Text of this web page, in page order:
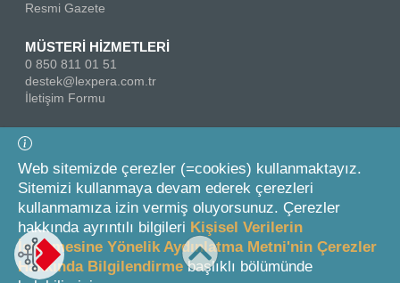
Resmi Gazete
MÜSTERİ HİZMETLERİ
0 850 811 01 51
destek@lexpera.com.tr
İletişim Formu
Bizi Takip Edin
© 2026 On İki Levha Yayıncılık A.Ş.
Web sitemizde çerezler (=cookies) kullanmaktayız.
Sitemizi kullanmaya devam ederek çerezleri
kullanmamıza izin vermiş oluyorsunuz. Çerezler
hakkında ayrıntılı bilgileri Kişisel Verilerin
İşlenmesine Yönelik Aydınlatma Metni'nin Çerezler
Hakkında Bilgilendirmebaşlıklı bölümünde